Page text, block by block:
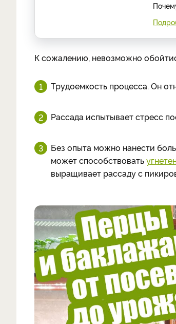
К сожалению, невозможно
Трудоемкость процесса. Он
Рассада испытывает стресс
Без опыта можно нанести
может способствовать
выращивает рассаду с